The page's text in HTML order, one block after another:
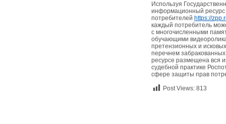
Используя
информационный ресурс
потребителей https://
каждый потребитель
с многочисленными
обучающими
претензионных и
перечнем
ресурсе размещена вся
судебной практике
сфере защиты прав
Post Views: 813